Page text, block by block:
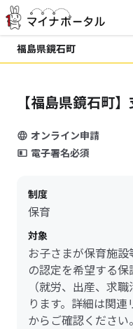
福島県鏡石町
【福島県鏡石町
オンライン申請
電子署名必須
制度
保育
対象
お子さまが保育施
の認定を希望する
（就労、出産、求
ります。詳細は関連
からご確認ください